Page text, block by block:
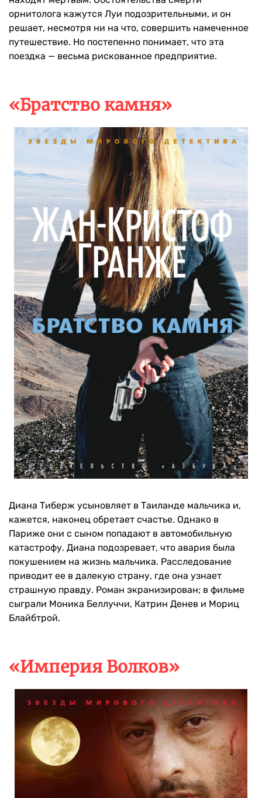
орнитолога кажутся Луи подозрительными, и он
решает, несмотря ни на что, совершить намеченное
путешествие. Но постепенно понимает, что эта
поездка — весьма рискованное предприятие.
«Братство камня»
Диана Тиберж усыновляет в Таиланде мальчика и,
кажется, наконец обретает счастье. Однако в
Париже они с сыном попадают в автомобильную
катастрофу. Диана подозревает, что авария была
покушением на жизнь мальчика. Расследование
приводит ее в далекую страну, где она узнает
страшную правду. Роман экранизирован; в фильме
сыграли Моника Беллуччи, Катрин Денев и Мориц
Блайбтрой.
«Империя Волков»